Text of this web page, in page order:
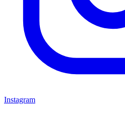
Instagram